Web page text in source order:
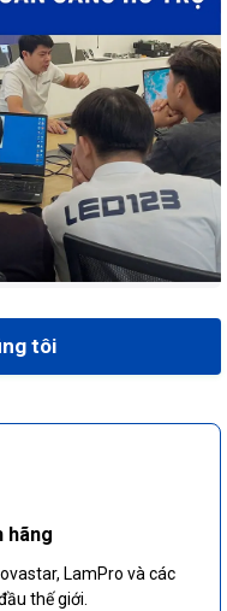
tôi
hãng
LamPro và các
thế giới.